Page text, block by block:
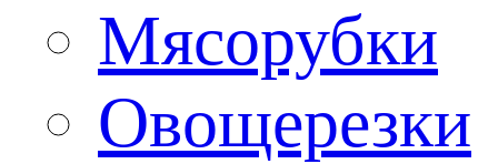
Мясорубки
Овощерезки